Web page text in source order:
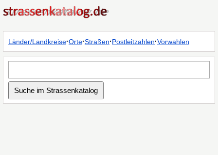
Länder/Landkreise·Orte·Straßen·Postleitzahlen·Vorwahlen